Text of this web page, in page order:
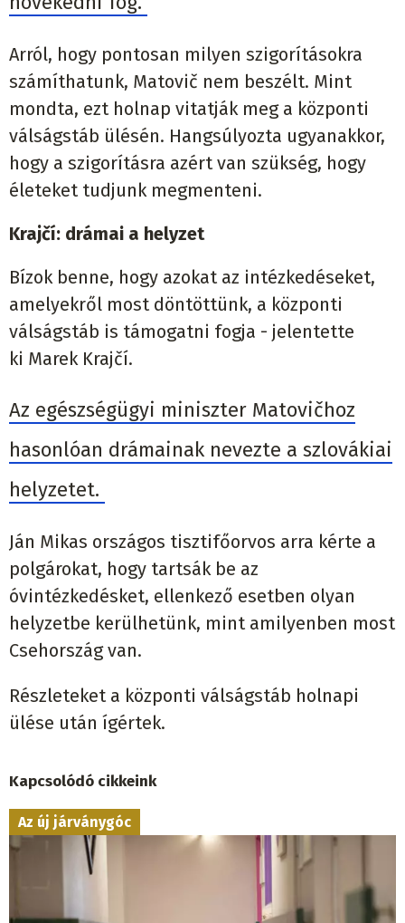
Arról, hogy pontosan milyen szigorításokra
számíthatunk, Matovič nem beszélt. Mint
mondta, ezt holnap vitatják meg a központi
válságstáb ülésén. Hangsúlyozta ugyanakkor,
hogy a szigorításra azért van szükség, hogy
életeket tudjunk megmenteni.
Krajčí: drámai a helyzet
Bízok benne, hogy azokat az intézkedéseket,
amelyekről most döntöttünk, a központi
válságstáb is támogatni fogja - jelentette
ki Marek Krajčí.
Az egészségügyi miniszter Matovičhoz
hasonlóan drámainak nevezte a szlovákiai
helyzetet.
Ján Mikas országos tisztifőorvos arra kérte a
polgárokat, hogy tartsák be az
óvintézkedésket, ellenkező esetben olyan
helyzetbe kerülhetünk, mint amilyenben most
Csehország van.
Részleteket a központi válságstáb holnapi
ülése után ígértek.
Kapcsolódó cikkeink
Az új járványgóc